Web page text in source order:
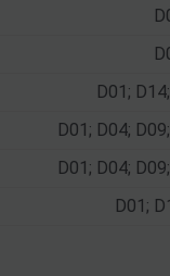
D01;
D01; D04;
D01; D04;
D01;